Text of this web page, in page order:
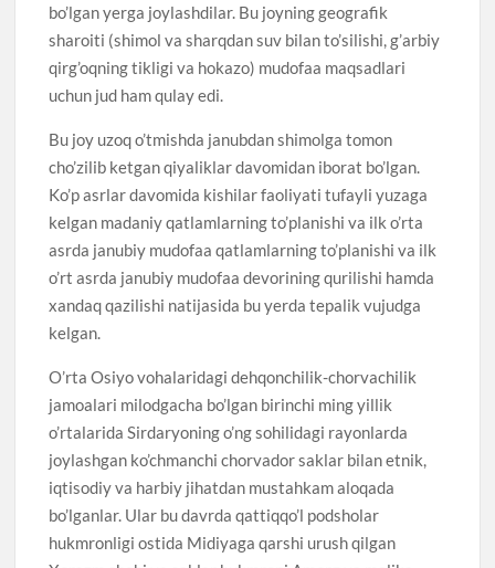
bo’lgan yerga joylashdilar. Bu joyning geografik
sharoiti (shimol va sharqdan suv bilan to’silishi, g’arbiy
qirg’oqning tikligi va hokazo) mudofaa maqsadlari
uchun jud ham qulay edi.
Bu joy uzoq o’tmishda janubdan shimolga tomon
cho’zilib ketgan qiyaliklar davomidan iborat bo’lgan.
Ko’p asrlar davomida kishilar faoliyati tufayli yuzaga
kelgan madaniy qatlamlarning to’planishi va ilk o’rta
asrda janubiy mudofaa qatlamlarning to’planishi va ilk
o’rt asrda janubiy mudofaa devorining qurilishi hamda
xandaq qazilishi natijasida bu yerda tepalik vujudga
kelgan.
O’rta Osiyo vohalaridagi dehqonchilik-chorvachilik
jamoalari milodgacha bo’lgan birinchi ming yillik
o’rtalarida Sirdaryoning o’ng sohilidagi rayonlarda
joylashgan ko’chmanchi chorvador saklar bilan etnik,
iqtisodiy va harbiy jihatdan mustahkam aloqada
bo’lganlar. Ular bu davrda qattiqqo’l podsholar
hukmronligi ostida Midiyaga qarshi urush qilgan